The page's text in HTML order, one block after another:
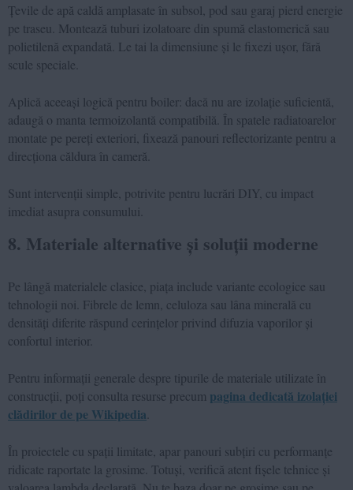
Țevile de apă caldă amplasate în subsol, pod sau garaj pierd energie
pe traseu. Montează tuburi izolatoare din spumă elastomerică sau
polietilenă expandată. Le tai la dimensiune și le fixezi ușor, fără
scule speciale.
Aplică aceeași logică pentru boiler: dacă nu are izolație suficientă,
adaugă o manta termoizolantă compatibilă. În spatele radiatoarelor
montate pe pereți exteriori, fixează panouri reflectorizante pentru a
direcționa căldura în cameră.
Sunt intervenții simple, potrivite pentru lucrări DIY, cu impact
imediat asupra consumului.
8. Materiale alternative și soluții moderne
Pe lângă materialele clasice, piața include variante ecologice sau
tehnologii noi. Fibrele de lemn, celuloza sau lâna minerală cu
densități diferite răspund cerințelor privind difuzia vaporilor și
confortul interior.
Pentru informații generale despre tipurile de materiale utilizate în
construcții, poți consulta resurse precum pagina dedicată izolației
clădirilor de pe Wikipedia
În proiectele cu spații limitate, apar panouri subțiri cu performanțe
ridicate raportate la grosime. Totuși, verifică atent fișele tehnice și